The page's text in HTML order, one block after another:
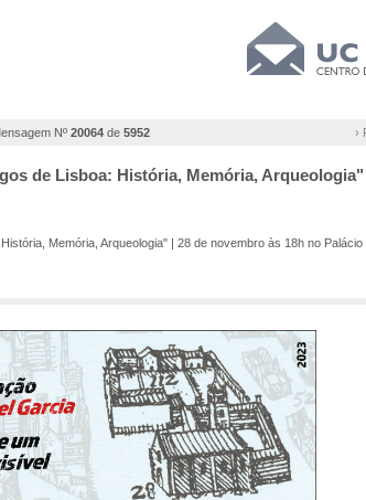
Nº 20064 de 5952 ›
de Lisboa: História, Memória,
Memória, Arqueologia" | 28 de novembro às 18h no Palácio